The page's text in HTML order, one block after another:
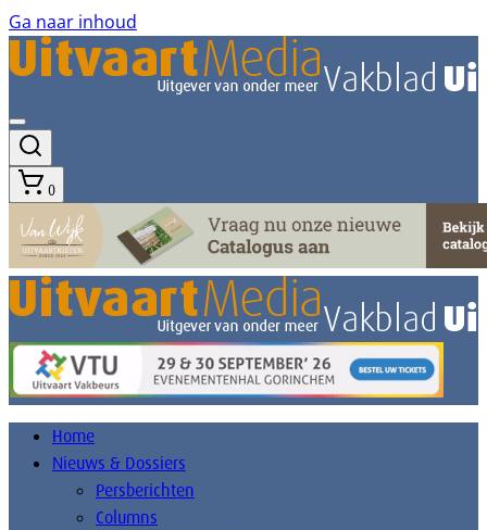
Ga naar inhoud
0
Home
Nieuws & Dossiers
Persberichten
Columns